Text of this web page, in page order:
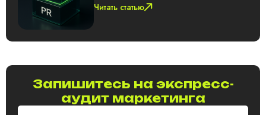
Читать статью
Запишитесь на экспресс-
аудит маркетинга